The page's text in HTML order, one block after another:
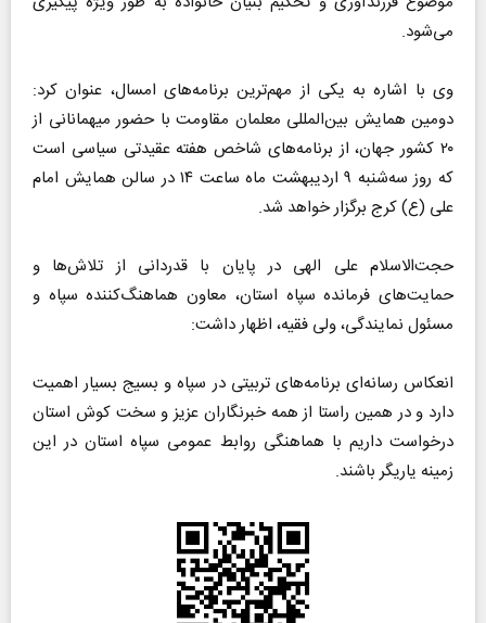
می‌شود.
وی با اشاره به یکی از مهم‌ترین برنامه‌های امسال، عنوان کرد:
دومین همایش بین‌المللی معلمان مقاومت با حضور میهمانانی از
۲۰ کشور جهان، از برنامه‌های شاخص هفته عقیدتی سیاسی است
که روز سه‌شنبه ۹ اردیبهشت ماه ساعت ۱۴ در سالن همایش امام
علی (ع) کرج برگزار خواهد شد.
حجت‌الاسلام علی الهی در پایان با قدردانی از تلاش‌ها و
حمایت‌های فرمانده سپاه استان، معاون هماهنگ‌کننده سپاه و
مسئول نمایندگی، ولی فقیه، اظهار داشت:
انعکاس رسانه‌ای برنامه‌های تربیتی در سپاه و بسیج بسیار اهمیت
دارد و در همین راستا از همه خبرنگاران عزیز و سخت کوش استان
درخواست داریم با هماهنگی روابط عمومی سپاه استان در این
زمینه یاریگر باشند.